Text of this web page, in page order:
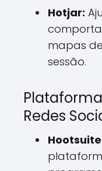
Hotjar:
mapas
sessão.
Redes